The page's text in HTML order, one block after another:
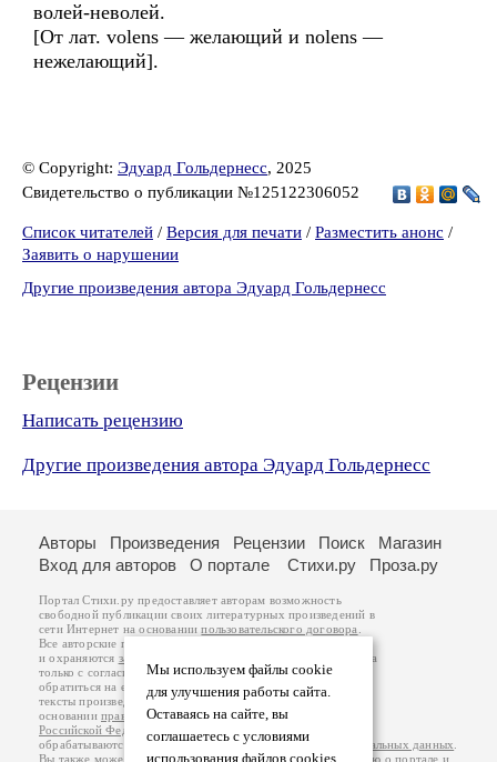
волей-неволей.
[От лат. volens — желающий и nolens —
нежелающий].
© Copyright: Эдуард Гольдернесс, 2025
Свидетельство о публикации №125122306052
Список читателей / Версия для печати / Разместить анонс /
Заявить о нарушении
Другие произведения автора Эдуард Гольдернесс
Рецензии
Написать рецензию
Другие произведения автора Эдуард Гольдернесс
Мы используем файлы cookie
для улучшения работы сайта.
Оставаясь на сайте, вы
соглашаетесь с условиями
использования файлов cookies.
Авторы Произведения Рецензии Поиск
Магазин
Вход для авторов
О портале Стихи.ру Проза.ру
Портал Стихи.ру предоставляет авторам возможность
свободной публикации своих литературных произведений в
сети Интернет на основаниипользовательского договора
Все авторские права на произведения принадлежат авторам
и охраняются законом
. Перепечатка произведений возможна
только с согласия его автора, к которому вы можете
обратиться на его авторской странице. Ответственность за
тексты произведений авторы несут самостоятельно на
основанииправил публикацииизаконодательства
Российской Федерации
обрабатываются на основанииПолитики обработки персональных данных
Вы также можете посмотреть более подробнуюинформацию о портале и